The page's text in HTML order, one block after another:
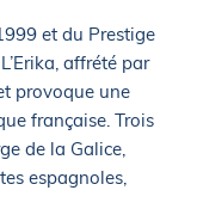
et du Prestige
affrété par
provoque une
française. Trois
de la Galice,
espagnoles,